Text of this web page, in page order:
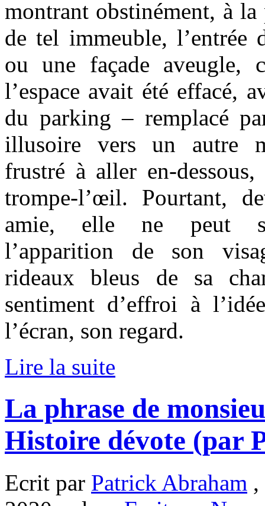
montrant obstinément, à
de tel immeuble, l’entrée
ou une façade aveugle,
l’espace avait été effacé,
du parking – remplacé
illusoire vers un autre
frustré à aller en-
trompe-l’œil. Pourtant,
amie, elle ne peut
l’apparition de son
rideaux bleus de sa
sentiment d’effroi à
l’écran, son regard.
Lire la suite
La phrase de
Histoire dévote (par
Ecrit par Patrick Abraham ,